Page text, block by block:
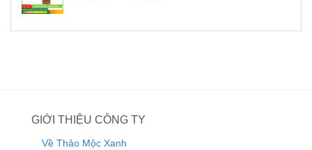
GIỚI THIỆU CÔNG TY
Về Thảo Mộc Xanh